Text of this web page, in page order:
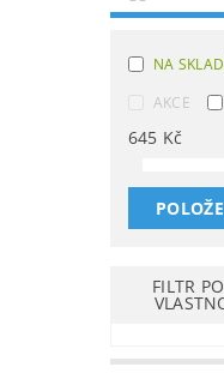
NA
AKCE
645 Kč
FILTR